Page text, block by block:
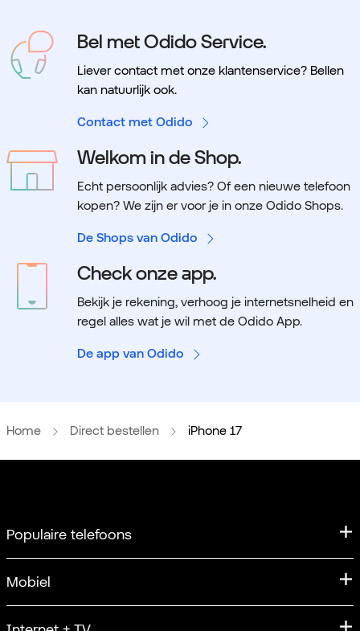
Bel met Odido Service.
Liever contact met onze klantenservice? Bellen
kan natuurlijk ook.
Contact met Odido
Welkom in de Shop.
Echt persoonlijk advies? Of een nieuwe telefoon
kopen? We zijn er voor je in onze Odido Shops.
De Shops van Odido
Check onze app.
Bekijk je rekening, verhoog je internetsnelheid en
regel alles wat je wil met de Odido App.
De app van Odido
Home Direct bestellen iPhone 17
Populaire telefoons
Apple iPhone 17 Pro
Mobiel